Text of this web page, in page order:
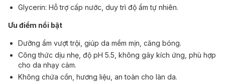
Glycerin: Hỗ trợ cấp nước, duy trì độ ẩm tự nhiên.
Ưu điểm nổi bật
Dưỡng ẩm vượt trội, giúp da mềm mịn, căng bóng.
Công thức dịu nhẹ, độ pH 5.5, không gây kích ứng, phù hợp
cho da nhạy cảm.
Không chứa cồn, hương liệu, an toàn cho làn da.